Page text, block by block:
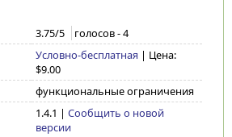
3.75/5 голосов -4
Условно-бесплатная | Цена:
$9.00
функциональные ограничения
1.4.1 | Сообщить о новой
версии